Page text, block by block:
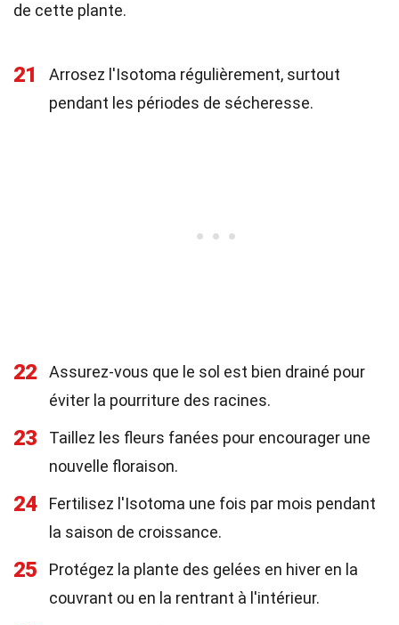
de cette plante.
21
Arrosez l'Isotoma régulièrement, surtout
pendant les périodes de sécheresse.
22
Assurez-vous que le sol est bien drainé pour
éviter la pourriture des racines.
23
Taillez les fleurs fanées pour encourager une
nouvelle floraison.
24
Fertilisez l'Isotoma une fois par mois pendant
la saison de croissance.
25
Protégez la plante des gelées en hiver en la
couvrant ou en la rentrant à l'intérieur.